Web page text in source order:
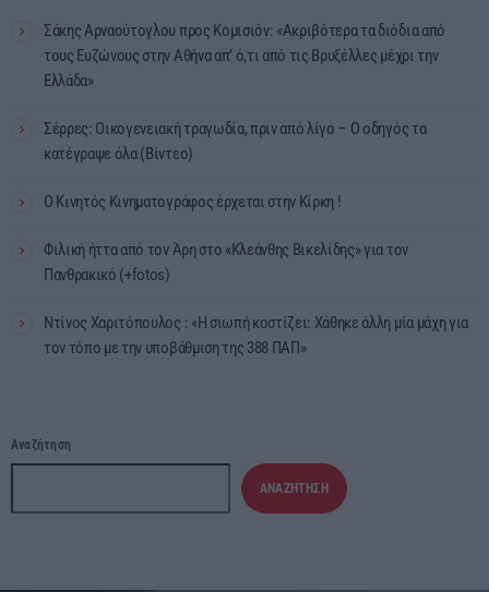
Σάκης Αρναούτογλου προς Κομισιόν: «Ακριβότερα τα διόδια από
τους Ευζώνους στην Αθήνα απ’ ό,τι από τις Βρυξέλλες μέχρι την
Ελλάδα»
Σέρρες: Οικογενειακή τραγωδία, πριν από λίγο – Ο οδηγός τα
κατέγραψε όλα (Βίντεο)
Ο Κινητός Κινηματογράφος έρχεται στην Κίρκη !
Φιλική ήττα από τον Άρη στο «Κλεάνθης Βικελίδης» για τον
Πανθρακικό (+fotos)
Ντίνος Χαριτόπουλος : «Η σιωπή κοστίζει: Χάθηκε άλλη μία μάχη για
τον τόπο με την υποβάθμιση της 388 ΠΑΠ»
Αναζήτηση
ΑΝΑΖΉΤΗΣΗ